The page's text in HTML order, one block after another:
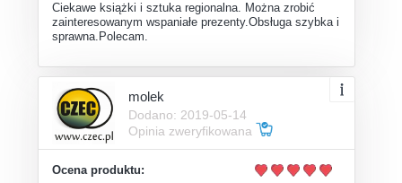
Ciekawe książki i sztuka regionalna. Można zrobić
zainteresowanym wspaniałe prezenty.Obsługa szybka i
sprawna.Polecam.
molek
Dodano: 2019-05-14
Opinia zweryfikowana
Ocena produktu: